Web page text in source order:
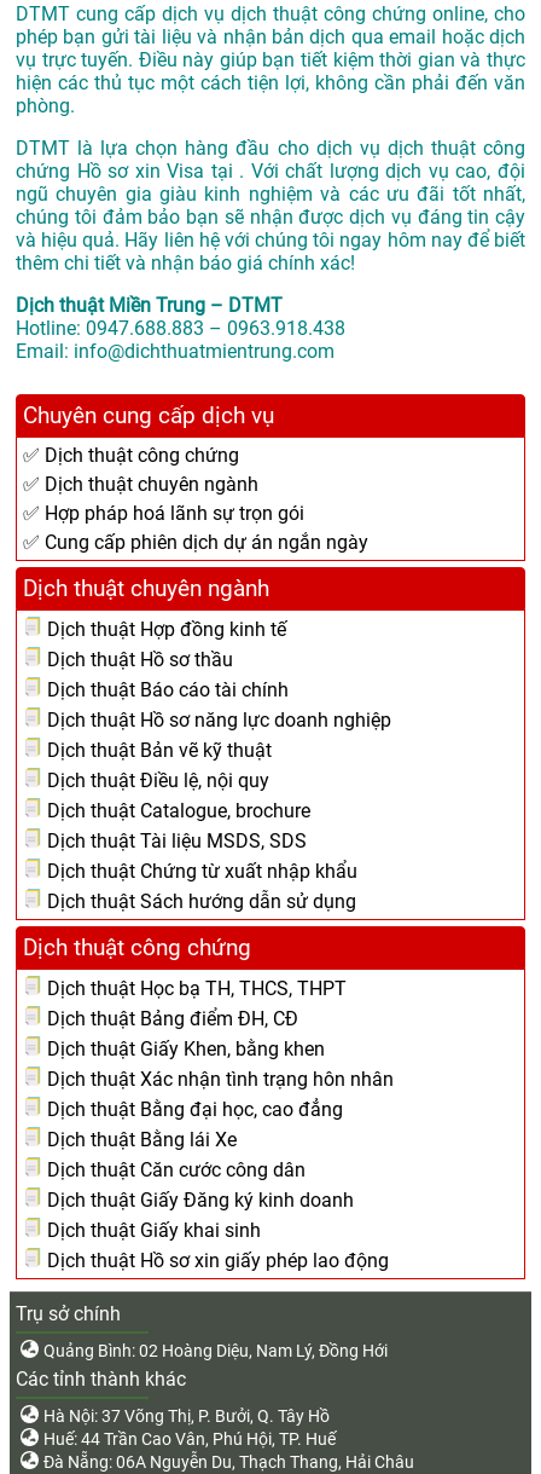
DTMT cung cấp dịch vụ dịch thuật công chứng online, cho
phép bạn gửi tài liệu và nhận bản dịch qua email hoặc dịch
vụ trực tuyến. Điều này giúp bạn tiết kiệm thời gian và thực
hiện các thủ tục một cách tiện lợi, không cần phải đến văn
phòng.
DTMT là lựa chọn hàng đầu cho dịch vụ dịch thuật công
chứng Hồ sơ xin Visa tại . Với chất lượng dịch vụ cao, đội
ngũ chuyên gia giàu kinh nghiệm và các ưu đãi tốt nhất,
chúng tôi đảm bảo bạn sẽ nhận được dịch vụ đáng tin cậy
và hiệu quả. Hãy liên hệ với chúng tôi ngay hôm nay để biết
thêm chi tiết và nhận báo giá chính xác!
Dịch thuật Miền Trung – DTMT
Hotline: 0947.688.883 – 0963.918.438
Email: info@dichthuatmientrung.com
Chuyên cung cấp dịch vụ
✅ Dịch thuật công chứng
✅ Dịch thuật chuyên ngành
✅ Hợp pháp hoá lãnh sự trọn gói
✅ Cung cấp phiên dịch dự án ngắn ngày
Dịch thuật chuyên ngành
Dịch thuật Hợp đồng kinh tế
Dịch thuật Hồ sơ thầu
Dịch thuật Báo cáo tài chính
Dịch thuật Hồ sơ năng lực doanh nghiệp
Dịch thuật Bản vẽ kỹ thuật
Dịch thuật Điều lệ, nội quy
Dịch thuật Catalogue, brochure
Dịch thuật Tài liệu MSDS, SDS
Dịch thuật Chứng từ xuất nhập khẩu
Dịch thuật Sách hướng dẫn sử dụng
Dịch thuật công chứng
Dịch thuật Học bạ TH, THCS, THPT
Dịch thuật Bảng điểm ĐH, CĐ
Dịch thuật Giấy Khen, bằng khen
Dịch thuật Xác nhận tình trạng hôn nhân
Dịch thuật Bằng đại học, cao đẳng
Dịch thuật Bằng lái Xe
Dịch thuật Căn cước công dân
Dịch thuật Giấy Đăng ký kinh doanh
Dịch thuật Giấy khai sinh
Dịch thuật Hồ sơ xin giấy phép lao động
Trụ sở chính
Quảng Bình: 02 Hoàng Diệu, Nam Lý, Đồng Hới
Các tỉnh thành khác
Hà Nội: 37 Võng Thị, P. Bưởi, Q. Tây Hồ
Huế: 44 Trần Cao Vân, Phú Hội, TP. Huế
Đà Nẵng: 06A Nguyễn Du, Thạch Thang, Hải Châu